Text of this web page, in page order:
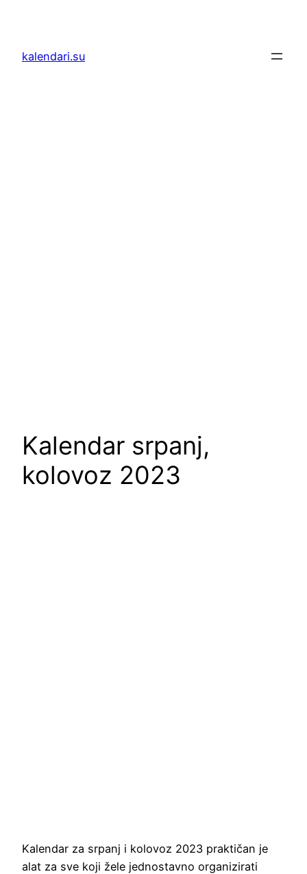
sadržaja
kalendari.su
Kalendar srpanj,
kolovoz 2023
Kalendar za srpanj i kolovoz 2023 praktičan je
alat za sve koji žele jednostavno organizirati